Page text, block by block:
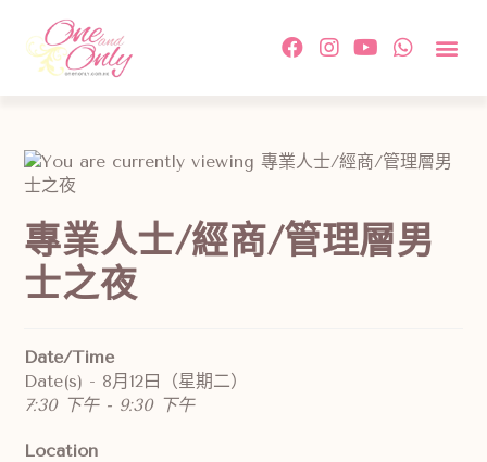
專業人士/經商/管理層男
士之夜
Date/Time
Date(s) - 8月12曰（星期二）
7:30 下午 - 9:30 下午
Location